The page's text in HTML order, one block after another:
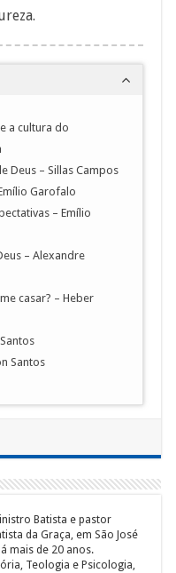
a cultura do
Deus – Sillas Campos
Garofalo
– Emílio
– Alexandre
casar? – Heber
Santos
Batista e pastor
da Graça, em São José
mais de 20 anos.
Teologia e Psicologia,